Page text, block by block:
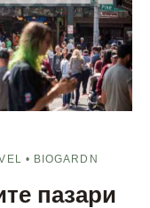
• BIOGARDN
пазари